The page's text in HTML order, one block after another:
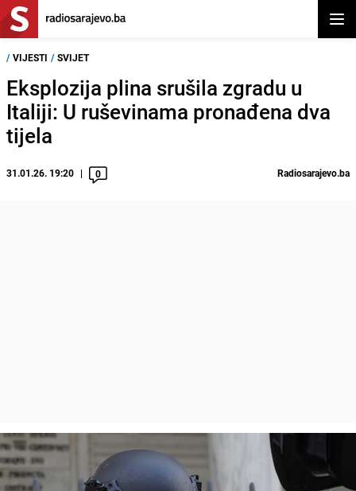
/ VIJESTI / SVIJET
Eksplozija plina srušila zgradu u
Italiji: U ruševinama pronađena dva
tijela
31.01.26. 19:20 0 Radiosarajevo.ba